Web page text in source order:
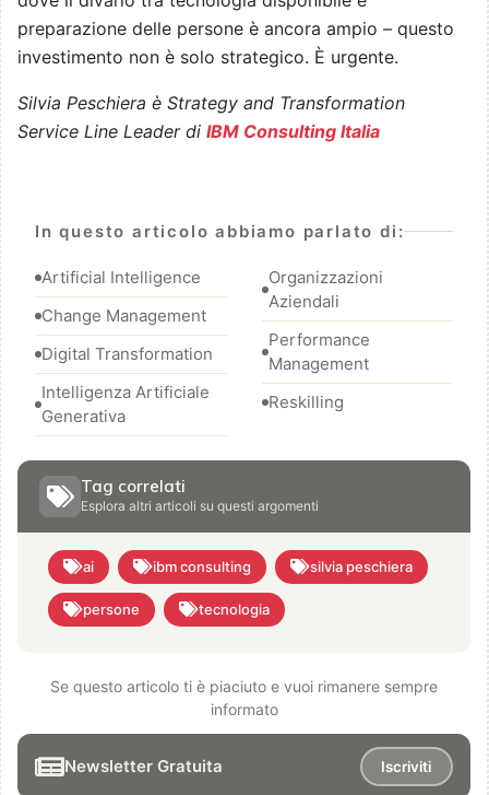
preparazione delle persone è ancora ampio – questo
investimento non è solo strategico. È urgente.
Silvia Peschiera è Strategy and Transformation
Service Line Leader di IBM Consulting Italia
In questo articolo abbiamo parlato di:
Artificial Intelligence
Change Management
Digital Transformation
Intelligenza Artificiale
Generativa
Organizzazioni
Aziendali
Performance
Management
Reskilling
Tag correlati
Esplora altri articoli su questi argomenti
ai ibm consulting silvia peschiera
persone tecnologia
Se questo articolo ti è piaciuto e vuoi rimanere sempre
informato
Newsletter Gratuita Iscriviti